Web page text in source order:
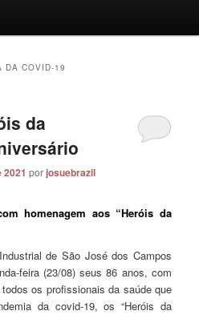
DA COVID-19
da
2021 porjosuebrazil
homenagem aos “Heróis da
de São José dos Campos
feira (23/08) seus 86 anos, com
os profissionais da saúde que
da covid-19, os “Heróis da